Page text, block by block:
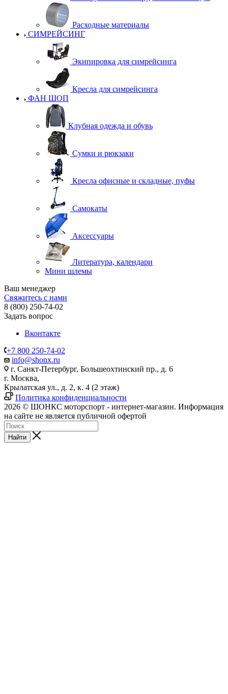
Расходные материалы
СИМРЕЙСИНГ
Экипировка для симрейсинга
Кресла для симрейсинга
ФАН ШОП
Клубная одежда и обувь
Сумки и рюкзаки
Кресла офисные и складные, пуфы
Самокаты
Аксессуары
Литература, календари
Мини шлемы
Ваш менеджер
Свяжитесь с нами
8 (800) 250-74-02
Задать вопрос
Вконтакте
+7 800 250-74-02
info@shonx.ru
г. Санкт-Петербург, Большеохтинский пр., д. 6
г. Москва,
Крылатская ул., д. 2, к. 4 (2 этаж)
Политика конфиденциальности
2026 © ШОНКС моторспорт - интернет-магазин. Информация
на сайте не является публичной офертой
Найти